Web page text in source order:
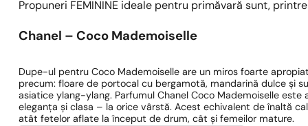
Propuneri FEMININE ideale pentru primăvară sunt,
Chanel – Coco Mademoiselle
Dupe-ul pentru Coco Mademoiselle are un miros foarte
precum: floare de portocal cu bergamotă, mandarină dulce și
asiatice ylang-ylang. Parfumul Chanel Coco Mademoiselle
eleganța și clasa – la orice vârstă. Acest echivalent de înaltă
atât fetelor aflate la început de drum, cât și femeilor mature.